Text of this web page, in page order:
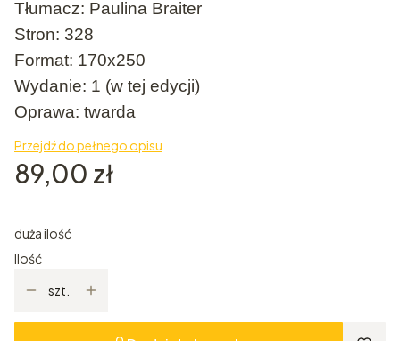
Tłumacz: Paulina Braiter
Stron: 328
Format: 170x250
Wydanie: 1 (w tej edycji)
Oprawa: twarda
Przejdź do pełnego opisu
Cena
89,00 zł
duża ilość
Ilość
szt.